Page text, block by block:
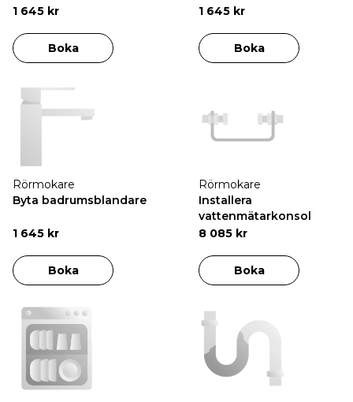
1 645 kr
Boka
1 645 kr
Boka
Rörmokare
Byta badrumsblandare
1 645 kr
Boka
Rörmokare
Installera
vattenmätarkonsol
8 085 kr
Boka